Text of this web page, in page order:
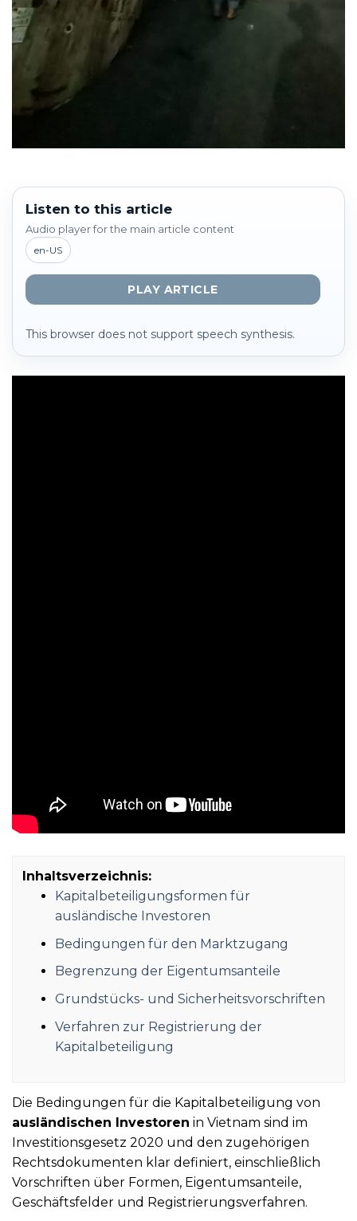
Listen to this article
Audio player for the main article content
en-US
PLAY ARTICLE
This browser does not support speech synthesis.
Inhaltsverzeichnis:
Kapitalbeteiligungsformen für
ausländische Investoren
Bedingungen für den Marktzugang
Begrenzung der Eigentumsanteile
Grundstücks- und Sicherheitsvorschriften
Verfahren zur Registrierung der
Kapitalbeteiligung
Die Bedingungen für die Kapitalbeteiligung von
ausländischen Investoren in Vietnam sind im
Investitionsgesetz 2020 und den zugehörigen
Rechtsdokumenten klar definiert, einschließlich
Vorschriften über Formen, Eigentumsanteile,
Geschäftsfelder und Registrierungsverfahren.